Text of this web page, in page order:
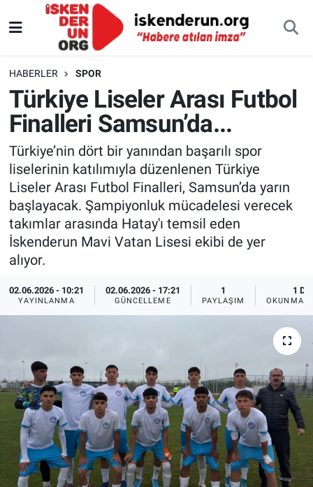
HABERLER SPOR
Türkiye Liseler Arası Futbol
Finalleri Samsun’da...
Türkiye’nin dört bir yanından başarılı spor
liselerinin katılımıyla düzenlenen Türkiye
Liseler Arası Futbol Finalleri, Samsun’da yarın
başlayacak. Şampiyonluk mücadelesi verecek
takımlar arasında Hatay'ı temsil eden
İskenderun Mavi Vatan Lisesi ekibi de yer
alıyor.
02.06.2026 - 10:21
YAYINLANMA
02.06.2026 - 17:21
GÜNCELLEME
1
PAYLAŞIM
1 DK
OKUNMA